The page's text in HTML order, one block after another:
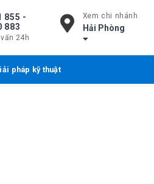
855 -
883
24h
Xem chi nhánh
Hải Phòng
pháp kỹ thuật